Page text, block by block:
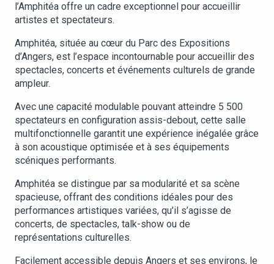
l’Amphitéa offre un cadre exceptionnel pour accueillir
artistes et spectateurs.
Amphitéa, située au cœur du Parc des Expositions
d’Angers, est l’espace incontournable pour accueillir des
spectacles, concerts et événements culturels de grande
ampleur.
Avec une capacité modulable pouvant atteindre 5 500
spectateurs en configuration assis-debout, cette salle
multifonctionnelle garantit une expérience inégalée grâce
à son acoustique optimisée et à ses équipements
scéniques performants.
Amphitéa se distingue par sa modularité et sa scène
spacieuse, offrant des conditions idéales pour des
performances artistiques variées, qu’il s’agisse de
concerts, de spectacles, talk-show ou de
représentations culturelles.
Facilement accessible depuis Angers et ses environs, le